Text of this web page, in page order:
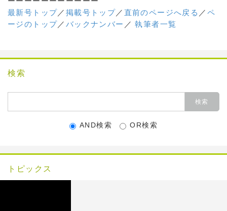
最新号トップ／ 掲載号トップ／ 直前のページへ戻る ／ ペ
ージのトップ／ バックナンバー ／執筆者一覧
検索
AND検索 OR検索
トピックス